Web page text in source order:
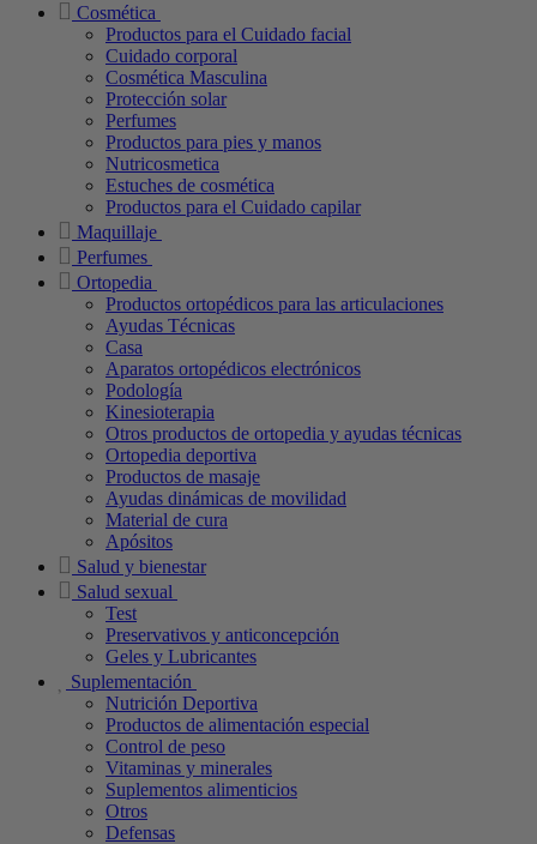
Cosmética
Productos para el Cuidado facial
Cuidado corporal
Cosmética Masculina
Protección solar
Perfumes
Productos para pies y manos
Nutricosmetica
Estuches de cosmética
Productos para el Cuidado capilar
Maquillaje
Perfumes
Ortopedia
Productos ortopédicos para las articulaciones
Ayudas Técnicas
Casa
Aparatos ortopédicos electrónicos
Podología
Kinesioterapia
Otros productos de ortopedia y ayudas técnicas
Ortopedia deportiva
Productos de masaje
Ayudas dinámicas de movilidad
Material de cura
Apósitos
Salud y bienestar
Salud sexual
Test
Preservativos y anticoncepción
Geles y Lubricantes
Suplementación
Nutrición Deportiva
Productos de alimentación especial
Control de peso
Vitaminas y minerales
Suplementos alimenticios
Otros
Defensas